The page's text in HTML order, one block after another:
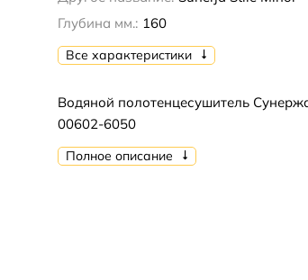
Глубина мм.: 160
Все характеристики
Водяной полотенцесушитель
00602-6050
Полное описание